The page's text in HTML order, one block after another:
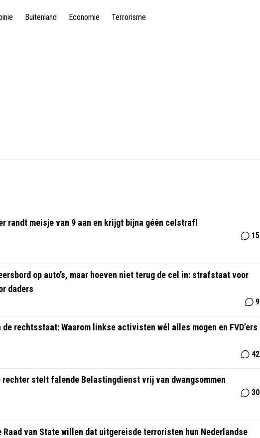
Buitenland Economie Terrorisme
randt meisje van 9 aan en krijgt bijna géén celstraf!
15
op auto’s, maar hoeven niet terug de cel in: strafstaat voor
daders
9
rechtsstaat: Waarom linkse activisten wél alles mogen en FVD’ers
42
stelt falende Belastingdienst vrij van dwangsommen
30
Raad van State willen dat uitgereisde terroristen hun Nederlandse